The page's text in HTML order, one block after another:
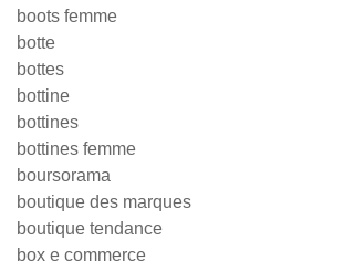
boots femme
botte
bottes
bottine
bottines
bottines femme
boursorama
boutique des marques
boutique tendance
box e commerce